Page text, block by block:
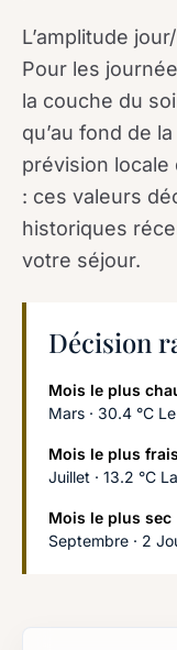
L’amplitude
Pour les
la couche du
qu’au fond de
prévision
: ces valeurs
historiques
votre séjour.
Décision
Mois le plus
Mars · 30.4 °C
Mois le plus frais
Juillet · 13.2 °C
Mois le plus sec
Septembre · 2